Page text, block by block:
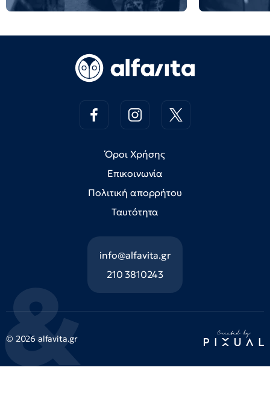
Όροι Χρήσης
Επικοινωνία
Πολιτική απορρήτου
Ταυτότητα
info@alfavita.gr
210 3810243
© 2026 alfavita.gr